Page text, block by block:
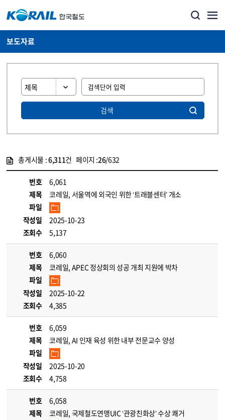
보도자료
검색
총게시물 :6,311건 페이지 :26/632
번호
6,061
제목
코레일, 서울역에 외국인 위한 ‘트래블센터’ 개소
파일
작성일
2025-10-23
조회수
5,137
번호
6,060
제목
코레일, APEC 정상회의 성공 개최 지원에 박차
파일
작성일
2025-10-22
조회수
4,385
번호
6,059
제목
코레일, AI 인재 육성 위한 내부 전문교수 양성
파일
작성일
2025-10-20
조회수
4,758
번호
6,058
제목
코레일, 국제철도연맹UIC ‘관광친화상’ 수상 쾌거